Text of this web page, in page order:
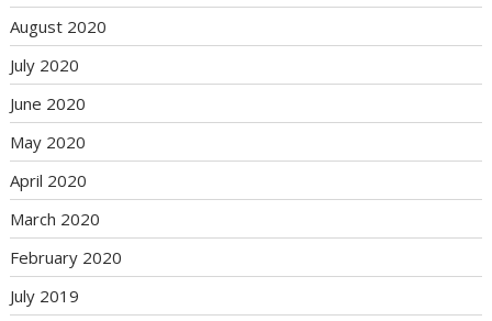
August 2020
July 2020
June 2020
May 2020
April 2020
March 2020
February 2020
July 2019